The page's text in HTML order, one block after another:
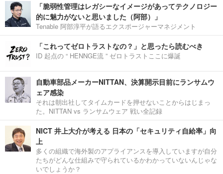
「脆弱性管理はレガシーなイメージがあってテクノロジー
的に魅力がないと思いました（阿部）」
Tenable 阿部淳平が語るエクスポージャーマネジメント
「これってゼロトラストなの？」と思ったら読むべき
ID 起点の “ HENNGE流 ” ゼロトラストここに爆誕
自動車部品メーカーNITTAN、決算開示目前にランサムウ
ェア感染
それは朝出社してタイムカードを押せないことからはじまっ
た。NITTAN vs ランサムウェア 戦い全記録
NICT 井上大介が考える 日本の「セキュリティ自給率」向
上
多くの組織で海外製のアプライアンスを導入していますが自分
たちがどんな仕組みで守られているかわかっていないんじゃな
いでしょうか？